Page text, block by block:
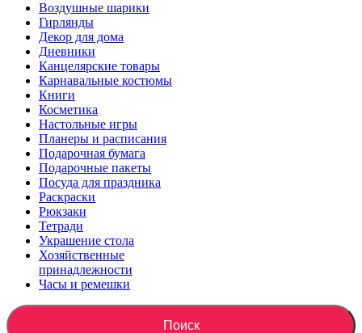
Воздушные шарики
Гирлянды
Декор для дома
Дневники
Канцелярские товары
Карнавальные костюмы
Книги
Косметика
Настольные игры
Планеры и расписания
Подарочная бумага
Подарочные пакеты
Посуда для праздника
Раскраски
Рюкзаки
Тетради
Украшение стола
Хозяйственные
принадлежности
Часы и ремешки
Поиск